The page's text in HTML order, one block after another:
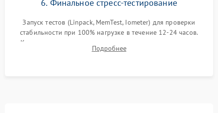
6. Финальное стресс-тестирование
Запуск тестов (Linpack, MemTest, Iometer) для проверки
стабильности при 100% нагрузке в течение 12-24 часов.
Контроль температурных режимов, проверка отсутствия
троттлинга и подготовка сервера к выдаче.
Подробнее